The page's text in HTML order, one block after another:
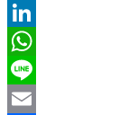
Twitter
LinkedIn
WhatsApp
Line